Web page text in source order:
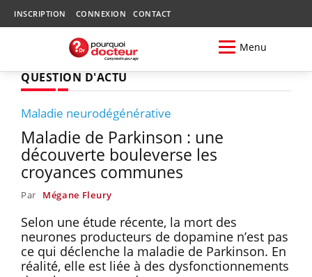
INSCRIPTION CONNEXION CONTACT
Menu
QUESTION D'ACTU
Maladie neurodégénérative
Maladie de Parkinson : une
découverte bouleverse les
croyances communes
Par Mégane Fleury
Selon une étude récente, la mort des
neurones producteurs de dopamine n’est pas
ce qui déclenche la maladie de Parkinson. En
réalité, elle est liée à des dysfonctionnements